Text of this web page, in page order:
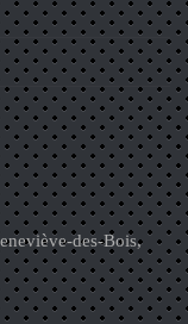
des-Bois,